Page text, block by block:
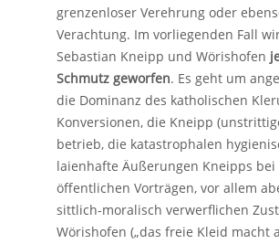
grenzenloser Verehrung oder
Verachtung. Im vorliegenden Fall
Sebastian Kneipp und Wörishofen
Schmutz geworfen. Es geht um
die Dominanz des katholischen
Konversionen, die Kneipp
betrieb, die katastrophalen
laienhafte Äußerungen Kneipps bei
öffentlichen Vorträgen, vor allem
sittlich-moralisch verwerflichen
Wörishofen („das freie Kleid macht